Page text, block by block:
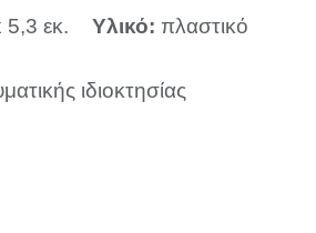
5,3 εκ. Υλικό: πλαστικό
ιδιοκτησίας